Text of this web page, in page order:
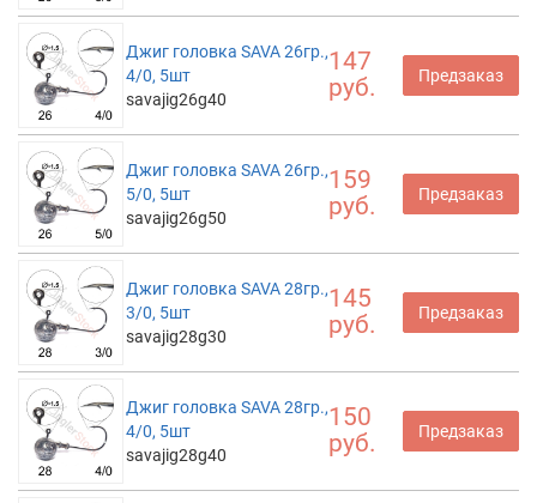
Джиг головка SAVA 26гр.,
4/0, 5шт
savajig26g40
147
руб.
Предзаказ
Джиг головка SAVA 26гр.,
5/0, 5шт
savajig26g50
159
руб.
Предзаказ
Джиг головка SAVA 28гр.,
3/0, 5шт
savajig28g30
145
руб.
Предзаказ
Джиг головка SAVA 28гр.,
4/0, 5шт
savajig28g40
150
руб.
Предзаказ